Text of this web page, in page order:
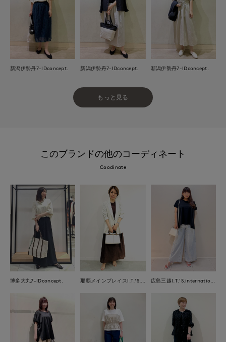
新潟伊勢丹7-IDconcept. 新潟伊勢丹7-IDconcept. 新潟伊勢丹7-IDconcept.
もっと見る
このブランドの他のコーディネート
Coodinate
博多大丸7-IDconcept.